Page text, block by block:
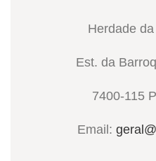
Herdade
Est. da
7400-115
Email: